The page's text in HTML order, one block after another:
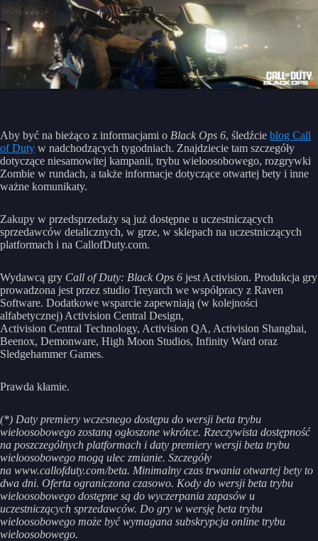
Aby być na bieżąco z informacjami o Black Ops 6, śledźcie blog Call
of Duty w nadchodzących tygodniach. Znajdziecie tam szczegóły
dotyczące niesamowitej kampanii, trybu wieloosobowego, rozgrywki
Zombie w rundach, a także informacje dotyczące otwartej bety i inne
ważne komunikaty.
Zakupy w przedsprzedaży są już dostępne u uczestniczących
sprzedawców detalicznych, w grze, w sklepach na uczestniczących
platformach i na CallofDuty.com.
Wydawcą gry Call of Duty: Black Ops 6 jest Activision. Produkcja gry
prowadzona jest przez studio Treyarch we współpracy z Raven
Software. Dodatkowe wsparcie zapewniają (w kolejności
alfabetycznej) Activision Central Design,
Activision Central Technology, Activision QA, Activision Shanghai,
Beenox, Demonware, High Moon Studios, Infinity Ward oraz
Sledgehammer Games.
Prawda kłamie.
(*) Daty premiery wczesnego dostępu do wersji beta trybu
wieloosobowego zostaną ogłoszone wkrótce. Rzeczywista dostępność
na poszczególnych platformach i daty premiery wersji beta trybu
wieloosobowego mogą ulec zmianie. Szczegóły
na www.callofduty.com/beta. Minimalny czas trwania otwartej bety to
dwa dni. Oferta ograniczona czasowo. Kody do wersji beta trybu
wieloosobowego dostępne są do wyczerpania zapasów u
uczestniczących sprzedawców. Do gry w wersję beta trybu
wieloosobowego może być wymagana subskrypcja online trybu
wieloosobowego.